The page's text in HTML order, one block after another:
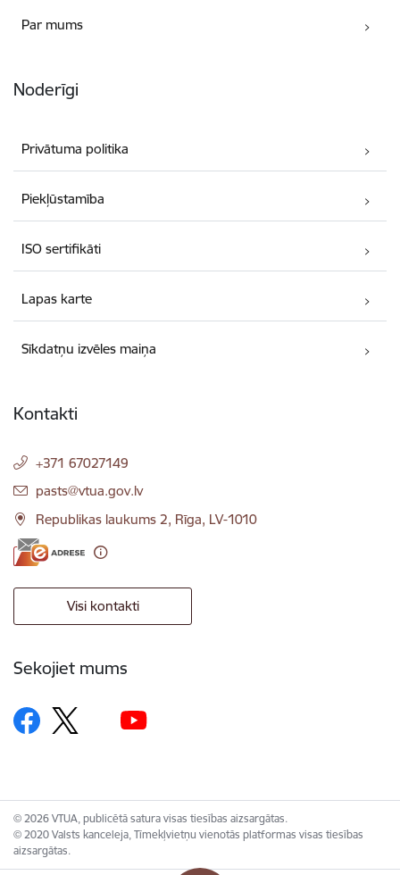
Par mums
Noderīgi
Privātuma politika
Piekļūstamība
ISO sertifikāti
Lapas karte
Sīkdatņu izvēles maiņa
Kontakti
+371 67027149
E-pasts:
pasts@vtua.gov.lv
Republikas laukums 2, Rīga, LV-1010
Visi kontakti
Sekojiet mums
© 2026 VTUA, publicētā satura visas tiesības aizsargātas.
© 2020 Valsts kanceleja, Tīmekļvietņu vienotās platformas visas tiesības
aizsargātas.